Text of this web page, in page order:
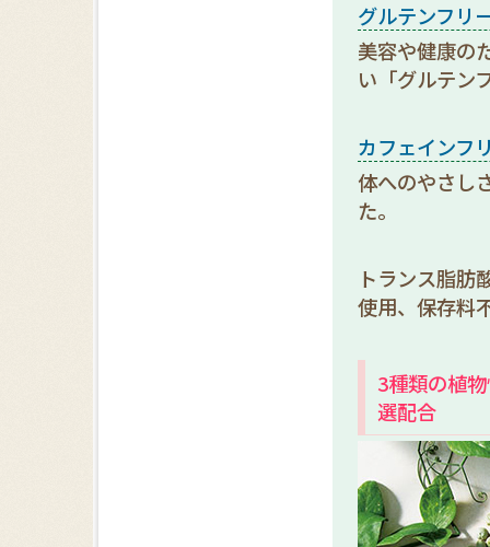
グルテンフリ
美容や健康の
い「グルテン
カフェインフ
体へのやさし
た。
トランス脂肪
使用、保存料
3種類の植
選配合